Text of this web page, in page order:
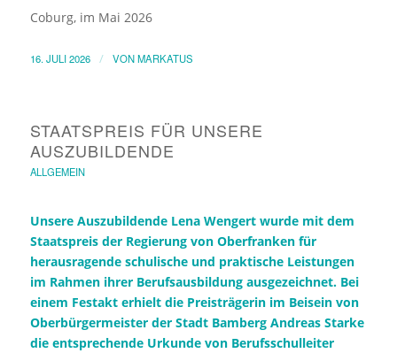
Coburg, im Mai 2026
16. JULI 2026 / VONMARKATUS
STAATSPREIS FÜR UNSERE
AUSZUBILDENDE
ALLGEMEIN
Unsere Auszubildende Lena Wengert wurde mit dem
Staatspreis der Regierung von Oberfranken für
herausragende schulische und praktische Leistungen
im Rahmen ihrer Berufsausbildung ausgezeichnet. Bei
einem Festakt erhielt die Preisträgerin im Beisein von
Oberbürgermeister der Stadt Bamberg Andreas Starke
die entsprechende Urkunde von Berufsschulleiter